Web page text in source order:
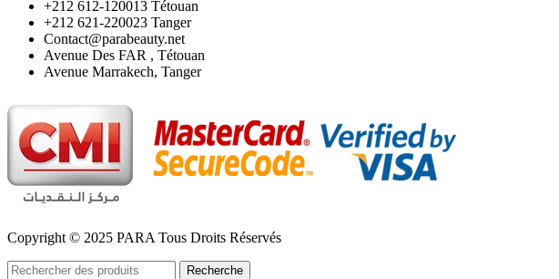
‪+212 612-120013 Tétouan
‪+212 621-220023 Tanger
Contact@parabeauty.net
Avenue Des FAR , Tétouan
Avenue Marrakech, Tanger
Copyright © 2025 PARA Tous Droits Réservés
Recherche